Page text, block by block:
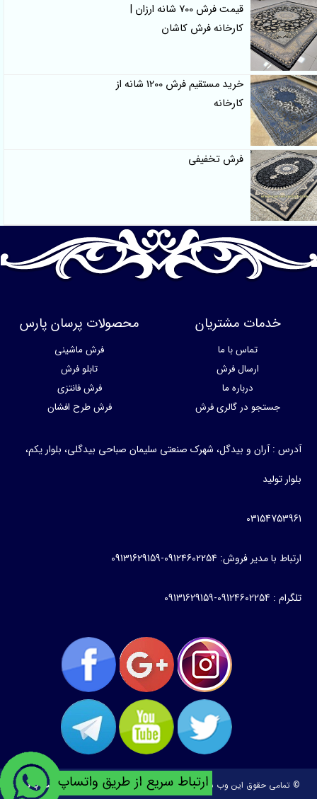
قیمت فرش 700 شانه ارزان |
کارخانه فرش کاشان
خرید مستقیم فرش 1200 شانه از
کارخانه
فرش تخفیفی
خدمات مشتریان
تماس با ما
ارسال فرش
درباره ما
جستجو در گالری فرش
محصولات پرسان پارس
فرش ماشینی
تابلو فرش
فرش فانتزی
فرش طرح افشان
آدرس : آران و بیدگل، شهرک صنعتی سلیمان صباحی بیدگلی، بلوار یکم،
بلوار تولید
03154753961
ارتباط با مدیر فروش: 09124602254-09131629159
تلگرام : 09124602254-09131629159
© تمامی حقوق این وب سایت متعلق به طراحی و توسعه:ساخت وبسایت با تیم